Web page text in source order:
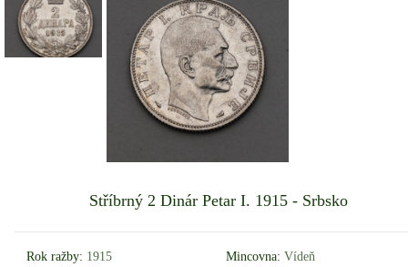
Stříbrný 2 Dinár Petar I. 1915 - Srbsko
Rok ražby: 1915 Mincovna: Vídeň